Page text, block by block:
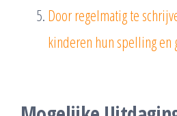
Door regelmatig te
kinderen hun spelling en